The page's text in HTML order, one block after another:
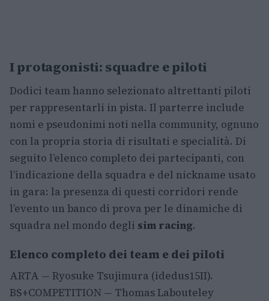
I protagonisti: squadre e piloti
Dodici team hanno selezionato altrettanti piloti
per rappresentarli in pista. Il parterre include
nomi e pseudonimi noti nella community, ognuno
con la propria storia di risultati e specialità. Di
seguito l’elenco completo dei partecipanti, con
l’indicazione della squadra e del nickname usato
in gara: la presenza di questi corridori rende
l’evento un banco di prova per le dinamiche di
squadra nel mondo degli sim racing.
Elenco completo dei team e dei piloti
ARTA — Ryosuke Tsujimura (idedus15II).
BS+COMPETITION — Thomas Labouteley